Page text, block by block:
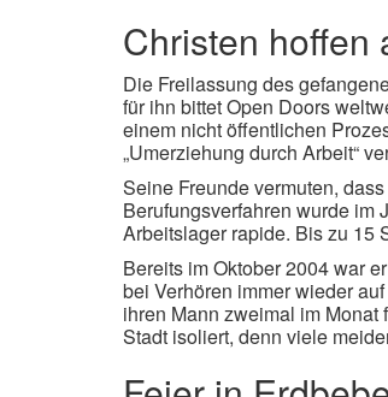
Christen hoffen
Die Freilassung des
für ihn bittet Open Doors
einem nicht öffentlichen
„Umerziehung durch Arbeit“
Seine Freunde vermuten,
Berufungsverfahren wurde im
Arbeitslager rapide. Bis zu 15
Bereits im Oktober 2004 war
bei Verhören immer wieder
ihren Mann zweimal im
Stadt isoliert, denn viele